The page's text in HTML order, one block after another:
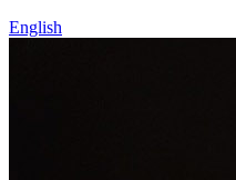
English